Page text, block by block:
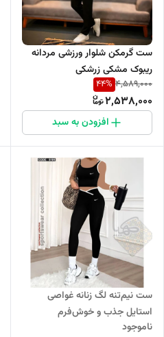
ست گرمکن شلوار ورزشی مردانه
ریبوک مشکی زرشکی
4,589,000
44%
2,538,000
افزودن به سبد
ست نیم‌تنه لگ زنانه غواصی
استایل جذب و خوش‌فرم
ناموجود